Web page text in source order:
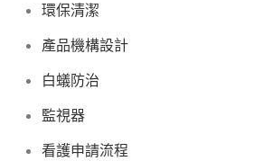
環保清潔
產品機構設計
白蟻防治
監視器
看護申請流程